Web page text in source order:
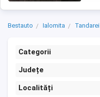
Bestauto Ialomita Tandarei
Categorii
Județe
Localități